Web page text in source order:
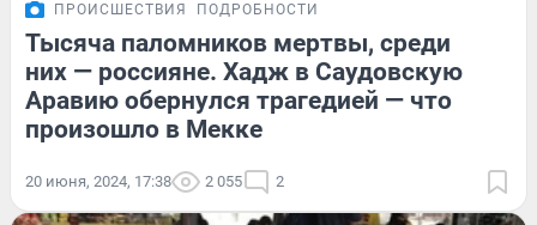
ПРОИСШЕСТВИЯ ПОДРОБНОСТИ
Тысяча паломников мертвы, среди
них — россияне. Хадж в Саудовскую
Аравию обернулся трагедией — что
произошло в Мекке
20 июня, 2024, 17:38 2 055 2